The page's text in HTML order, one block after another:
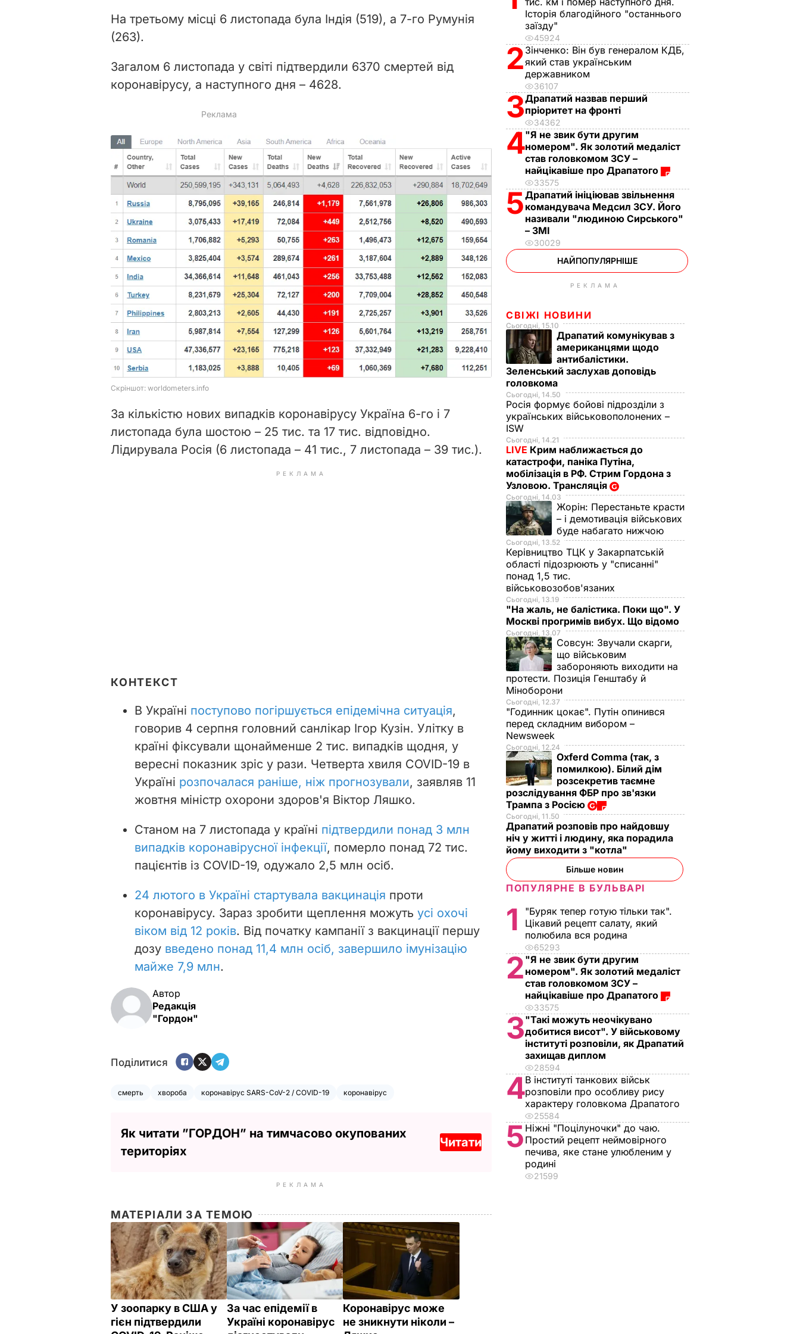
i
d
e
На третьому місці 6 листопада була Індія (519), а 7-го Румунія
(263).
Загалом 6 листопада у світі підтвердили 6370 смертей від
коронавірусу, а наступного дня – 4628.
За кількістю нових випадків коронавірусу Україна 6-го і 7
листопада була шостою – 25 тис. та 17 тис. відповідно.
Лідирувала Росія (6 листопада – 41 тис., 7 листопада – 39 тис.).
РЕКЛАМА
КОНТЕКСТ
В Україні поступово погіршується епідемічна ситуація,
говорив 4 серпня головний санлікар Ігор Кузін. Улітку в
країні фіксували щонайменше 2 тис. випадків щодня, у
вересні показник зріс у рази. Четверта хвиля COVID-19 в
Україні розпочалася раніше, ніж прогнозували, заявляв 11
жовтня міністр охорони здоров'я Віктор Ляшко.
Станом на 7 листопада у країні підтвердили понад 3 млн
випадків коронавірусної інфекції, померло понад 72 тис.
пацієнтів із COVID-19, одужало 2,5 млн осіб.
24 лютого в Україні стартувала вакцинація проти
коронавірусу. Зараз зробити щеплення можуть усі охочі
віком від 12 років. Від початку кампанії з вакцинації першу
дозу введено понад 11,4 млн осіб, завершило імунізацію
майже 7,9 млн.
Автор
Редакція
"Гордон"
Поділитися
смерть хвороба коронавірус SARS-CoV-2 / COVID-19 коронавірус
Як читати ”ГОРДОН” на тимчасово окупованих
територіях
Читати
РЕКЛАМА
МАТЕРІАЛИ ЗА ТЕМОЮ
У зоопарку в США у
гієн підтвердили
За час епідемії в
Україні коронавірус
Коронавірус може
не зникнути ніколи –
Історія благодійного "останнього
заїзду"
45924
2 Зінченко: Він був генералом КДБ,
який став українським
державником
36107
3Драпатий назвав перший
пріоритет на фронті
34362
4"Я не звик бути другим
номером". Як золотий медаліст
став головкомом ЗСУ –
найцікавіше про Драпатого
33575
5Драпатий ініціював звільнення
командувача Медсил ЗСУ. Його
називали "людиною Сирського"
– ЗМІ
30029
НАЙПОПУЛЯРНІШЕ
РЕКЛАМА
СВІЖІ НОВИНИ
Сьогодні, 15.10
Драпатий комунікував з
американцями щодо
антибалістики.
Зеленський заслухав доповідь
головкома
Сьогодні, 14.50
Росія формує бойові підрозділи з
українських військовополонених –
ISW
Сьогодні, 14.21
LIVE Крим наближається до
катастрофи, паніка Путіна,
мобілізація в РФ. Стрим Гордона з
Узловою. Трансляція
Сьогодні, 14.03
Жорін: Перестаньте красти
– і демотивація військових
буде набагато нижчою
Сьогодні, 13.52
Керівництво ТЦК у Закарпатській
області підозрюють у "списанні"
понад 1,5 тис.
військовозобов'язаних
Сьогодні, 13.19
"На жаль, не балістика. Поки що". У
Москві прогримів вибух. Що відомо
Сьогодні, 13.07
Совсун: Звучали скарги,
що військовим
забороняють виходити на
протести. Позиція Генштабу й
Міноборони
Сьогодні, 12.37
"Годинник цокає". Путін опинився
перед складним вибором –
Newsweek
Сьогодні, 12.24
Oxferd Comma (так, з
помилкою). Білий дім
розсекретив таємне
розслідування ФБР про зв'язки
Трампа з Росією
Сьогодні, 11.50
Драпатий розповів про найдовшу
ніч у житті і людину, яка порадила
йому виходити з "котла"
Більше новин
ПОПУЛЯРНЕ В БУЛЬВАРІ
1
"Буряк тепер готую тільки так".
Цікавий рецепт салату, який
полюбила вся родина
65293
2 "Я не звик бути другим
номером". Як золотий медаліст
став головкомом ЗСУ –
найцікавіше про Драпатого
33575
3"Такі можуть неочікувано
добитися висот". У військовому
інституті розповіли, як Драпатий
захищав диплом
28594
4В інституті танкових військ
розповіли про особливу рису
характеру головкома Драпатого
25584
5 Ніжні "Поцілуночки" до чаю.
Простий рецепт неймовірного
печива, яке стане улюбленим у
родині
21599